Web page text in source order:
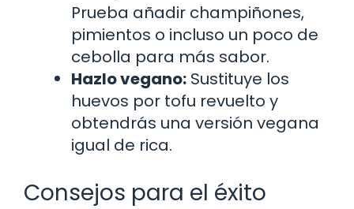
Prueba añadir champiñones,
pimientos o incluso un poco de
cebolla para más sabor.
Hazlo vegano: Sustituye los
huevos por tofu revuelto y
obtendrás una versión vegana
igual de rica.
Consejos para el éxito